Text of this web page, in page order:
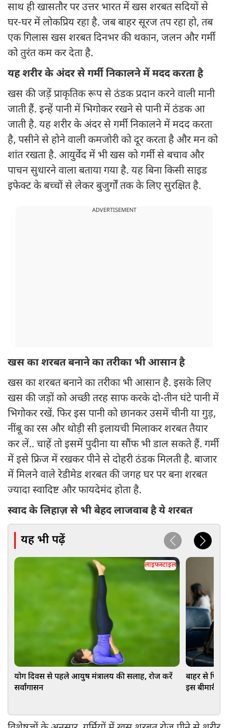
साथ ही खासतौर पर उत्तर भारत में खस शरबत सदियों से
घर-घर में लोकप्रिय रहा है. जब बाहर सूरज तप रहा हो, तब
एक गिलास खस शरबत दिनभर की थकान, जलन और गर्मी
को तुरंत कम कर देता है.
यह शरीर के अंदर से गर्मी निकालने में मदद करता है
खस की जड़ें प्राकृतिक रूप से ठंडक प्रदान करने वाली मानी
जाती हैं. इन्हें पानी में भिगोकर रखने से पानी में ठंडक आ
जाती है. यह शरीर के अंदर से गर्मी निकालने में मदद करता
है, पसीने से होने वाली कमजोरी को दूर करता है और मन को
शांत रखता है. आयुर्वेद में भी खस को गर्मी से बचाव और
पाचन सुधारने वाला बताया गया है. यह बिना किसी साइड
इफेक्ट के बच्चों से लेकर बुजुर्गों तक के लिए सुरक्षित है.
ADVERTISEMENT
खस का शरबत बनाने का तरीका भी आसान है
खस का शरबत बनाने का तरीका भी आसान है. इसके लिए
खस की जड़ों को अच्छी तरह साफ करके दो-तीन घंटे पानी में
भिगोकर रखें. फिर इस पानी को छानकर उसमें चीनी या गुड़,
नींबू का रस और थोड़ी सी इलायची मिलाकर शरबत तैयार
कर लें.. चाहें तो इसमें पुदीना या सौंफ भी डाल सकते हैं. गर्मी
में इसे फ्रिज में रखकर पीने से दोहरी ठंडक मिलती है. बाजार
में मिलने वाले रेडीमेड शरबत की जगह घर पर बना शरबत
ज्यादा स्वादिष्ट और फायदेमंद होता है.
स्वाद के लिहाज़ से भी बेहद लाजवाब है ये शरबत
यह भी पढ़ें
लाइफस्टाइल
योग दिवस से पहले आयुष मंत्रालय की सलाह, रोज करें
सर्वांगासन
बाहर से फिट
इस बीमारी